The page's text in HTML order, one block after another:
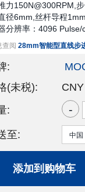
力150N@300RPM,
径6mm,丝杆导程1mm
分辨率：4096 Pulse/
查阅 28mm智能型直线步
:
(未税):
:
-
至:
添加到购物车